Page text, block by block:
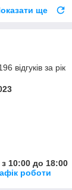
ще
відгуків за рік
10:00 до 18:00
роботи